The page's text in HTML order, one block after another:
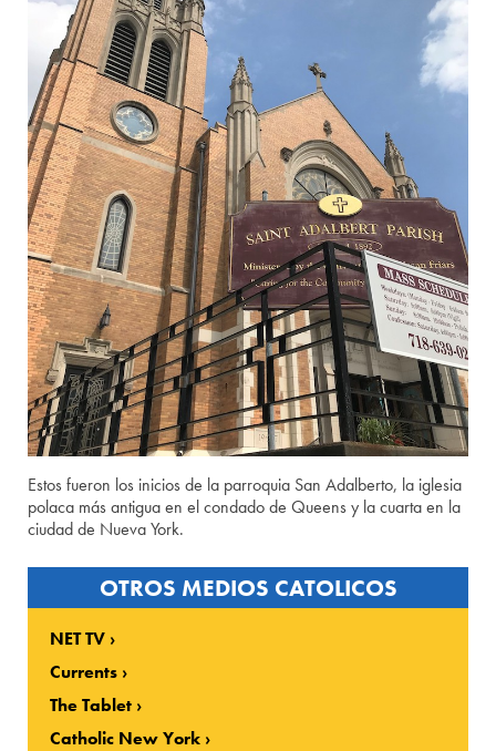
Estos fueron los inicios de la parroquia San Adalberto, la iglesia
polaca más antigua en el condado de Queens y la cuarta en la
ciudad de Nueva York.
OTROS MEDIOS CATOLICOS
NET TV
Currents
The Tablet
Catholic New York